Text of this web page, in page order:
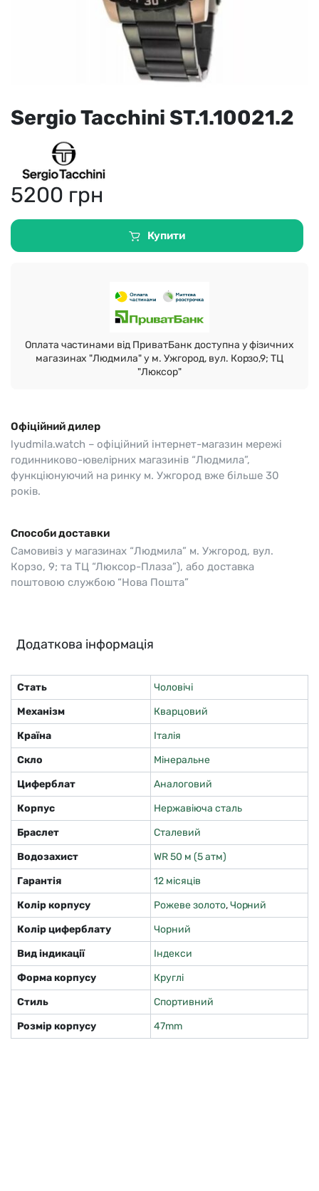
Sergio Tacchini ST.1.10021.2
5200 грн
Купити
Оплата частинами від ПриватБанк доступна у фізичних
магазинах "Людмила" у м. Ужгород, вул. Корзо,9; ТЦ
"Люксор"
Офіційний дилер
lyudmila.watch – офіційний інтернет-магазин мережі
годинниково-ювелірних магазинів “Людмила”,
функціюнуючий на ринку м. Ужгород вже більше 30
років.
Способи доставки
Самовивіз у магазинах “Людмила” м. Ужгород, вул.
Корзо, 9; та ТЦ “Люксор-Плаза”), або доставка
поштовою службою “Нова Пошта”
Додаткова інформація
Стать
Чоловічі
Механізм
Кварцовий
Країна
Італія
Скло
Мінеральне
Циферблат
Аналоговий
Корпус
Нержавіюча сталь
Браслет
Сталевий
Водозахист
WR 50 м (5 атм)
Гарантія
12 місяців
Колір корпусу
Рожеве золото,Чорний
Колір циферблату
Чорний
Вид індикації
Індекси
Форма корпусу
Круглі
Стиль
Спортивний
Розмір корпусу
47mm